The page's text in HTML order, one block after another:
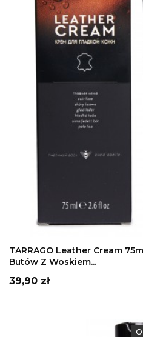
TARRAGO Leather Cream
Butów Z Woskiem...
Cena
39,90 zł